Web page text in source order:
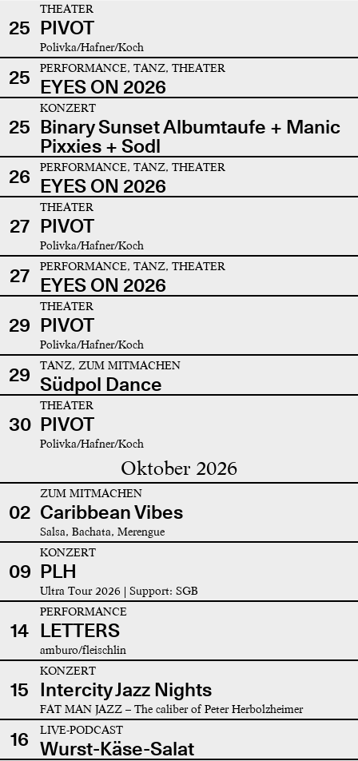
25
THEATER
PIVOT
Polivka/Hafner/Koch
25 PERFORMANCE, TANZ, THEATER
EYES ON 2026
25
KONZERT
Binary Sunset Albumtaufe + Manic
Pixxies + Sodl
26
PERFORMANCE, TANZ, THEATER
EYES ON 2026
27
THEATER
PIVOT
Polivka/Hafner/Koch
27 PERFORMANCE, TANZ, THEATER
EYES ON 2026
29
THEATER
PIVOT
Polivka/Hafner/Koch
29 TANZ, ZUM MITMACHEN
Südpol Dance
30
THEATER
PIVOT
Polivka/Hafner/Koch
Oktober 2026
02
ZUM MITMACHEN
Caribbean Vibes
Salsa, Bachata, Merengue
09
KONZERT
PLH
Ultra Tour 2026 | Support: SGB
14
PERFORMANCE
LETTERS
amburo/fleischlin
15
KONZERT
Intercity Jazz Nights
FAT MAN JAZZ – The caliber of Peter Herbolzheimer
16 LIVE-PODCAST
Wurst-Käse-Salat